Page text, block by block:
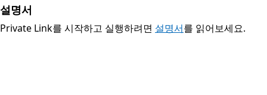
설명서
Private Link를 시작하고 실행하려면 설명서를 읽어보세요.